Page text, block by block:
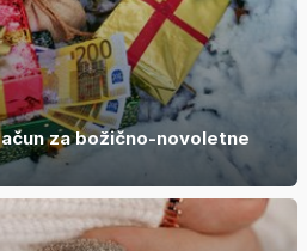
za božično-novoletne